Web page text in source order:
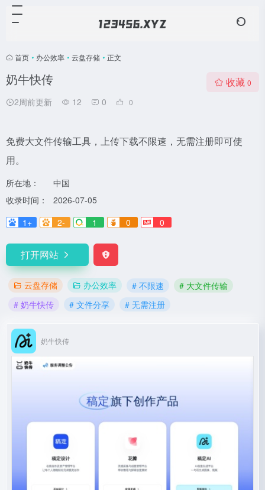
首页 • 办公效率 • 云盘存储 • 正文
奶牛快传
2周前更新 12 0 0
收藏 0
免费大文件传输工具，上传下载不限速，无需注册即可使
用。
所在地：
中国
收录时间：
2026-07-05
1+
2- 1 0 0
打开网站
云盘存储 办公效率 # 不限速
# 大文件传输
# 奶牛快传
# 文件分享 # 无需注册
奶牛快传